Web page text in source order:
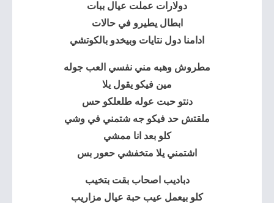
دولارات عملت عيال ببات
ابطال يطيرو في حالات
ادامنا دول نتايات وبيخدو بالكوتشي
مطروش وهبه مني نفسي العب جوله
مين فيكو يقول يلا
دنتو حبت عوله طلعلكو حس
ملقتش حد فيكو جه شتمني في وشي
كلو بعد انا ممشي
اشتمني يلا متخفشي حعور بس
دباديب اصحاب بقت بتخيب
كلو بيعمل عيب حبة عيال مزاريب